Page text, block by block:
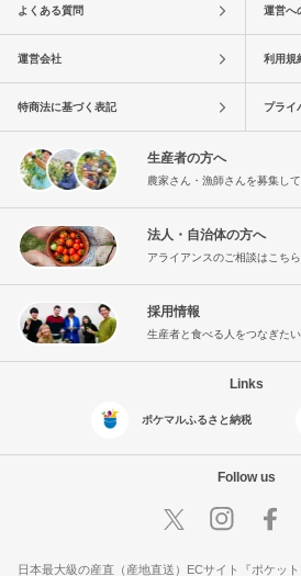
よくある質問 運営へ
運営会社 利用規
特商法に基づく表記 プライ
生産者の方へ
農家さん・漁師さんを募集し
法人・自治体の方へ
アライアンスのご相談はこち
採用情報
生産者と食べる人をつなぎたい
Links
ポケマルふるさと納税
Follow us
日本最大級の産直（産地直送）ECサイト『ポケッ